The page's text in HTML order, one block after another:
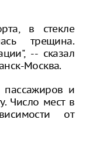
в стекле
трещина.
-- сказал
Москва.
пассажиров и
Число мест в
от